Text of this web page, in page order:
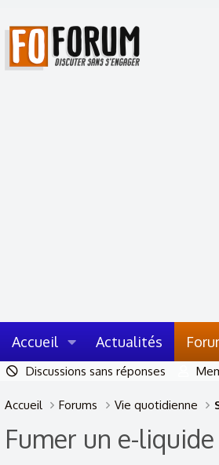
Accueil Actualités
Discussions sans réponses
Accueil Forums Vie quotidienne
Fumer un e-